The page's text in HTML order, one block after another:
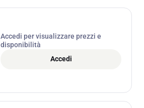
Accedi per visualizzare prezzi e
disponibilità
Accedi